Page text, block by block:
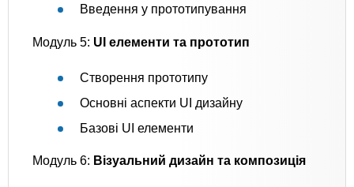
Введення у прототипування
Модуль 5: UI елементи та прототип
Створення прототипу
Основні аспекти UI дизайну
Базові UI елементи
Модуль 6: Візуальний дизайн та композиція